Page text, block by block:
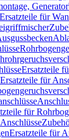
Ersatzteile für
Ersatzteile
Ersatzteile für
für
Ersatzteile für